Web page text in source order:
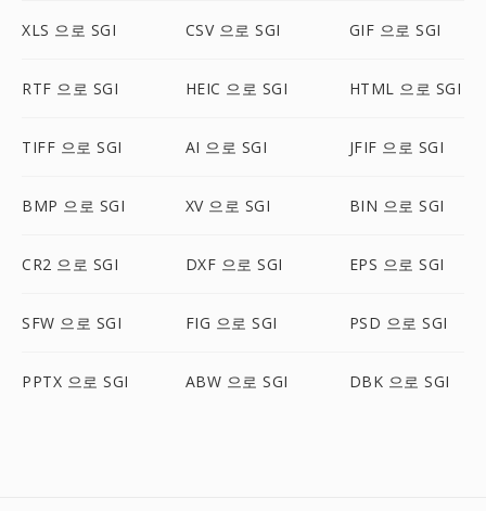
XLS 으로 SGI CSV 으로 SGI GIF 으로 SGI
RTF 으로 SGI HEIC 으로 SGI HTML 으로 SGI
TIFF 으로 SGI AI 으로 SGI JFIF 으로 SGI
BMP 으로 SGI XV 으로 SGI BIN 으로 SGI
CR2 으로 SGI DXF 으로 SGI EPS 으로 SGI
SFW 으로 SGI FIG 으로 SGI PSD 으로 SGI
PPTX 으로 SGI ABW 으로 SGI DBK 으로 SGI